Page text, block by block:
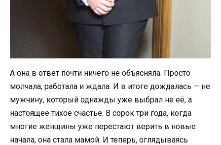
А она в ответ почти ничего не объясняла. Просто
молчала, работала и ждала. И в итоге дождалась — не
мужчину, который однажды уже выбрал не её, а
настоящее тихое счастье. В сорок три года, когда
многие женщины уже перестают верить в новые
начала, она стала мамой. И теперь, оглядываясь